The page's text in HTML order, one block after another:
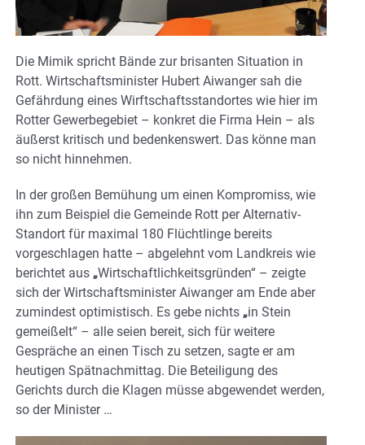
Die Mimik spricht Bände zur brisanten Situation in
Rott. Wirtschaftsminister Hubert Aiwanger sah die
Gefährdung eines Wirftschaftsstandortes wie hier im
Rotter Gewerbegebiet – konkret die Firma Hein – als
äußerst kritisch und bedenkenswert. Das könne man
so nicht hinnehmen.
In der großen Bemühung um einen Kompromiss, wie
ihn zum Beispiel die Gemeinde Rott per Alternativ-
Standort für maximal 180 Flüchtlinge bereits
vorgeschlagen hatte – abgelehnt vom Landkreis wie
berichtet aus „Wirtschaftlichkeitsgründen“ – zeigte
sich der Wirtschaftsminister Aiwanger am Ende aber
zumindest optimistisch. Es gebe nichts „in Stein
gemeißelt“ – alle seien bereit, sich für weitere
Gespräche an einen Tisch zu setzen, sagte er am
heutigen Spätnachmittag. Die Beteiligung des
Gerichts durch die Klagen müsse abgewendet werden,
so der Minister …